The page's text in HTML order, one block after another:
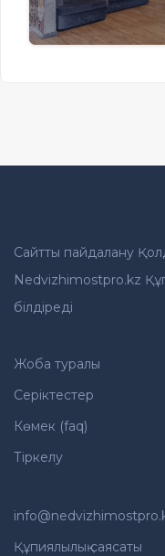
Сайтты пайдалану
Nedvizhimostpro.kz
білдіреді
Жоба туралы
Серіктестер
Көмек (faq)
Тіркелу
Құпиялылық саясаты